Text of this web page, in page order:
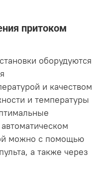
притоком
оборудуются
и качеством
и температуры
можно с помощью
а также через